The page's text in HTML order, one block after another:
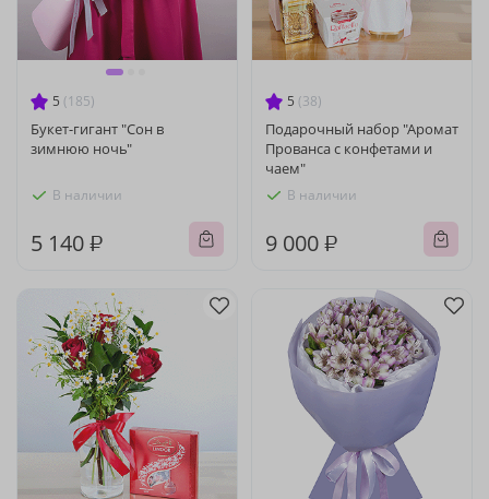
5 (185)
Букет-гигант "Сон в
зимнюю ночь"
В наличии
5 140 ₽
5 (38)
Подарочный набор "Аромат
Прованса с конфетами и
чаем"
В наличии
9 000 ₽